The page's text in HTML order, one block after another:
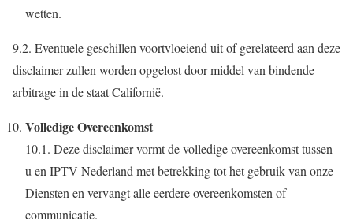
wetten.
9.2. Eventuele geschillen voortvloeiend uit of gerelateerd aan deze
disclaimer zullen worden opgelost door middel van bindende
arbitrage in de staat Californië.
Volledige Overeenkomst
10.1. Deze disclaimer vormt de volledige overeenkomst tussen
u en IPTV Nederland met betrekking tot het gebruik van onze
Diensten en vervangt alle eerdere overeenkomsten of
communicatie.